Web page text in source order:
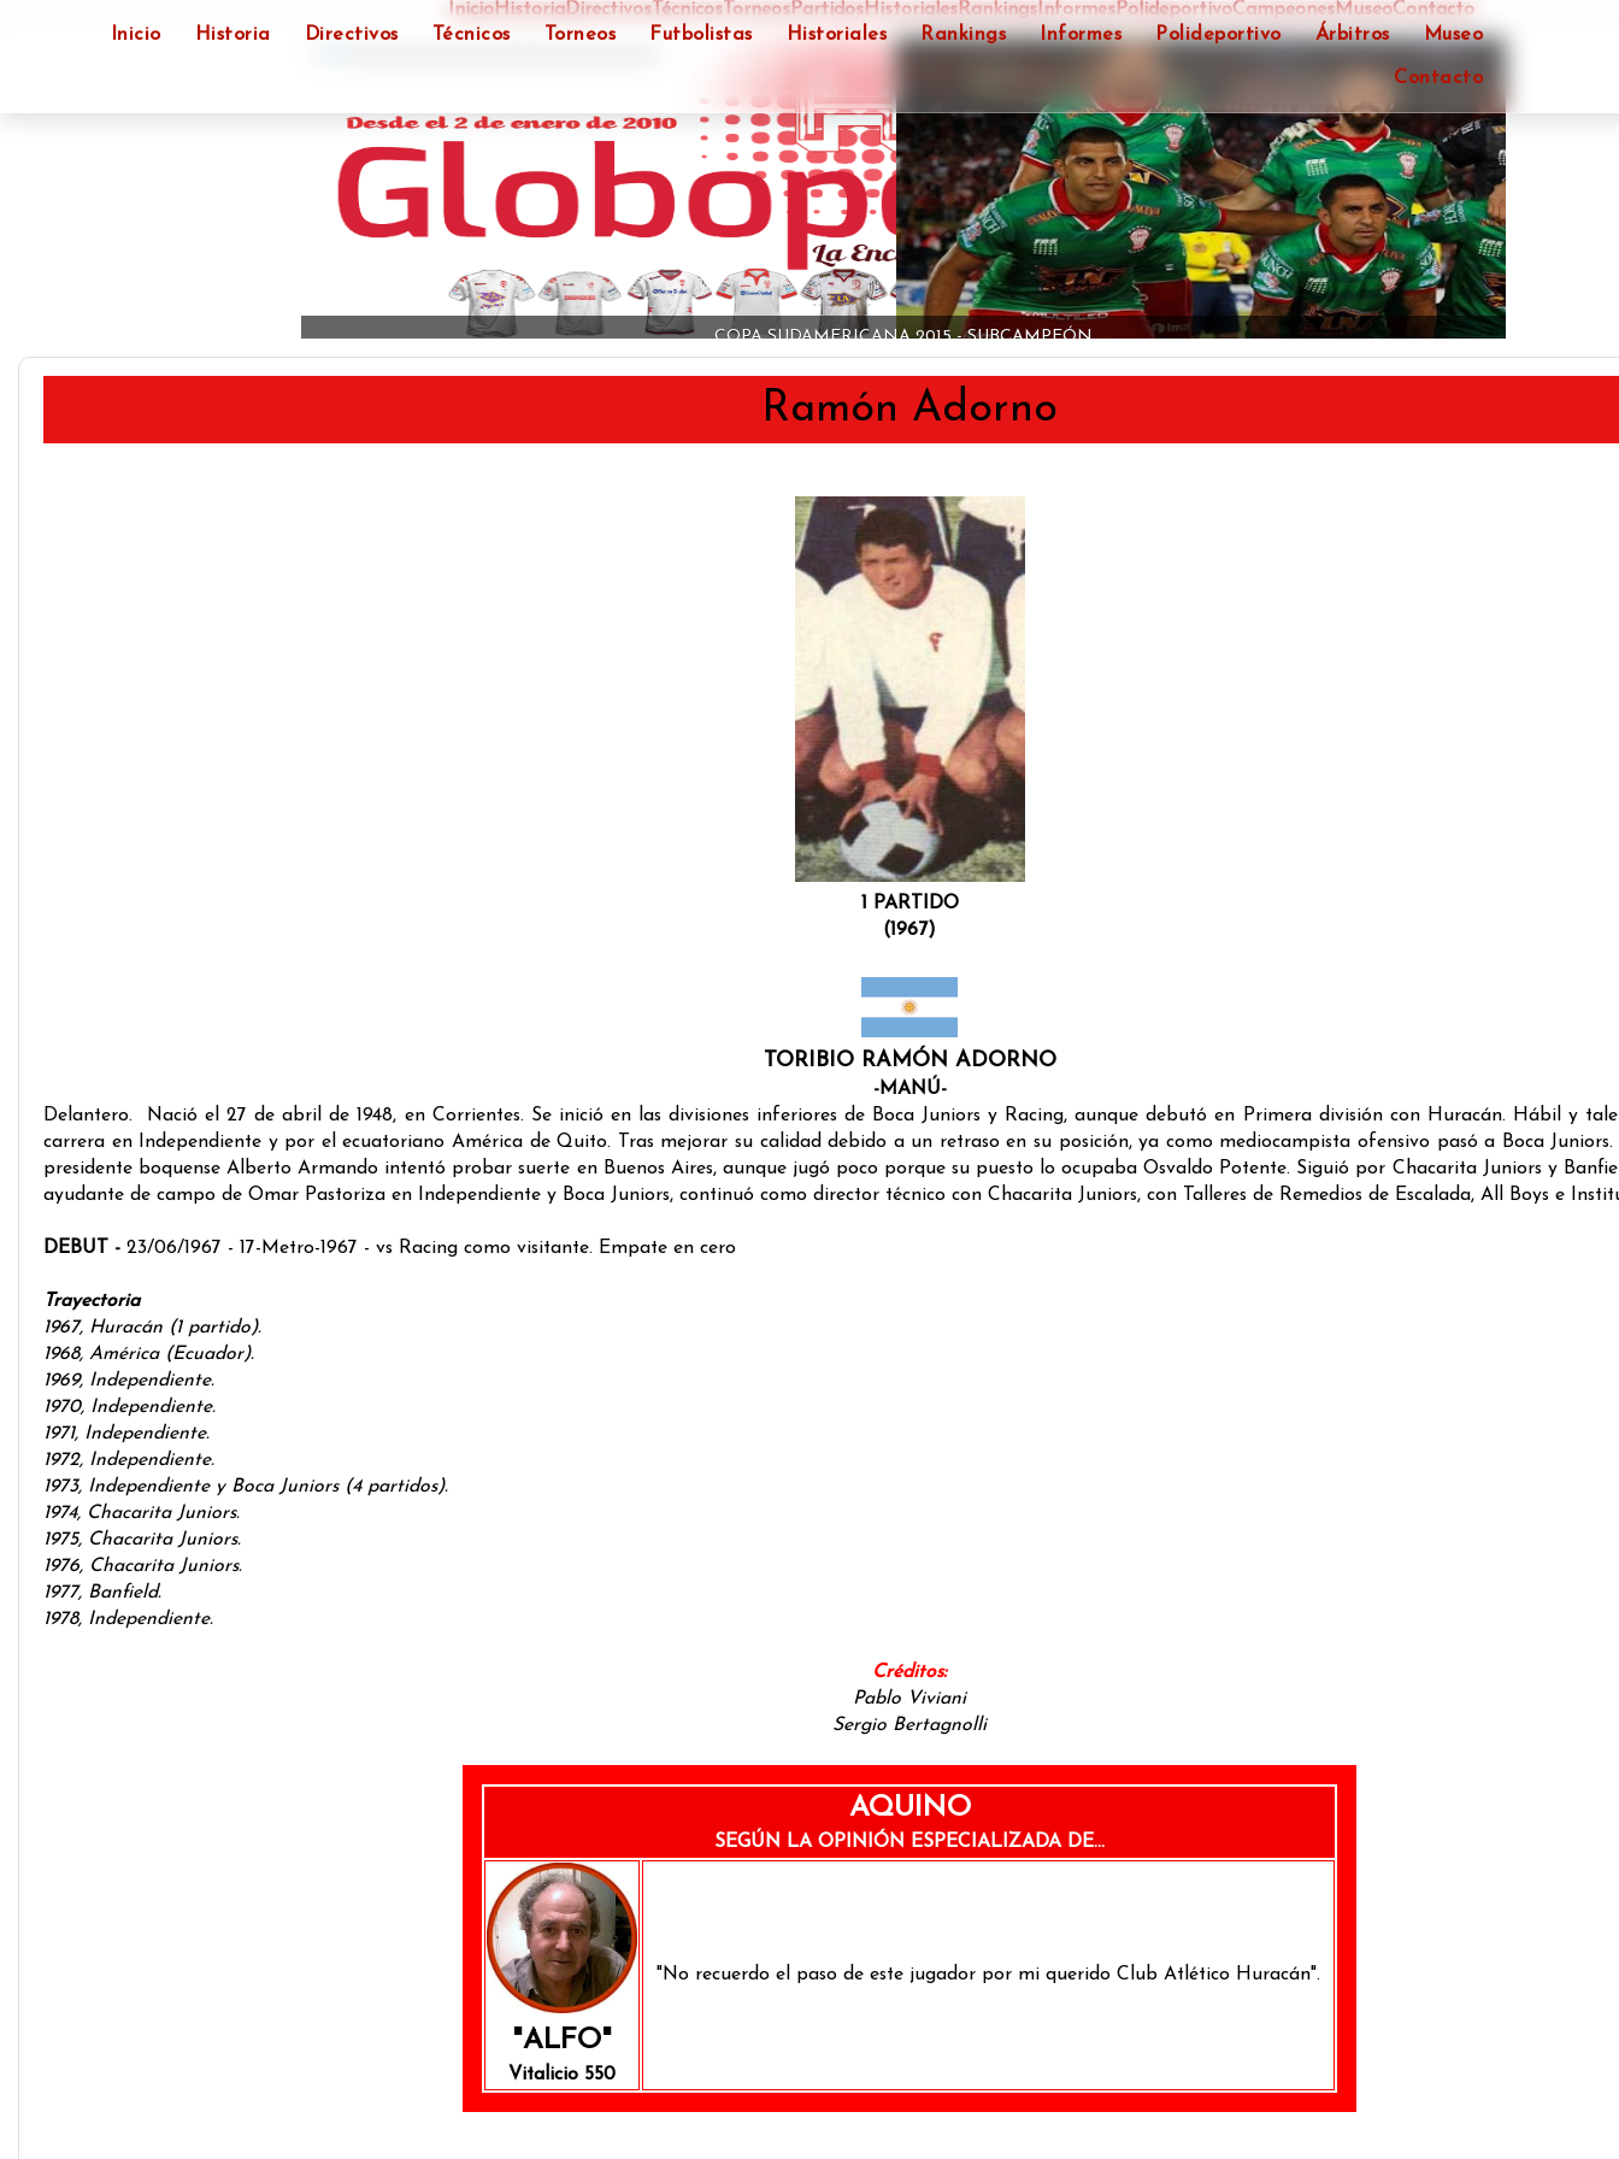
Inicio Historia Directivos Técnicos Torneos Futbolistas Historiales Rankings Informes Polideportivo Árbitros Museo
Contacto
InicioHistoriaDirectivos Técnicos TorneosPartidosHistorialesRankingsInformesPolideportivoCampeonesMuseoContacto
">
COPA SUDAMERICANA 2015 - SUBCAMPEÓN
Ramón Adorno
1 PARTIDO
(1967)
TORIBIO RAMÓN ADORNO
-MANÚ-
Delantero. Nació el 27 de abril de 1948, en Corrientes. Se inició en las divisiones inferiores de Boca Juniors y Racing, aunque debutó en Primera división con Huracán. Hábil y
carrera en Independiente y por el ecuatoriano América de Quito. Tras mejorar su calidad debido a un retraso en su posición, ya como mediocampista ofensivo pasó a Boca
presidente boquense Alberto Armando intentó probar suerte en Buenos Aires, aunque jugó poco porque su puesto lo ocupaba Osvaldo Potente. Siguió por Chacarita Juniors y
ayudante de campo de Omar Pastoriza en Independiente y Boca Juniors, continuó como director técnico con Chacarita Juniors, con Talleres de Remedios de Escalada, All Boys e
DEBUT - 23/06/1967 - 17-Metro-1967 - vs Racing como visitante. Empate en cero
Trayectoria
1967, Huracán (1 partido).
1968, América (Ecuador).
1969, Independiente.
1970, Independiente.
1971, Independiente.
1972, Independiente.
1973, Independiente y Boca Juniors (4 partidos).
1974, Chacarita Juniors.
1975, Chacarita Juniors.
1976, Chacarita Juniors.
1977, Banfield.
1978, Independiente.
Créditos:
Pablo Viviani
Sergio Bertagnolli
AQUINO
SEGÚN LA OPINIÓN ESPECIALIZADA DE...
"ALFO"
Vitalicio 550
"No recuerdo el paso de este jugador por mi querido Club Atlético Huracán".